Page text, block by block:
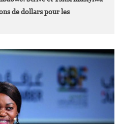
de dollars pour les